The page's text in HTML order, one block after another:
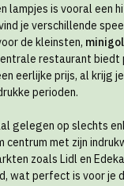
lampjes is vooral een
je verschillende
de kleinsten,
restaurant biedt
eerlijke prijs, al krijg
perioden.
gelegen op slechts
centrum met zijn
zoals Lidl en
wat perfect is voor je